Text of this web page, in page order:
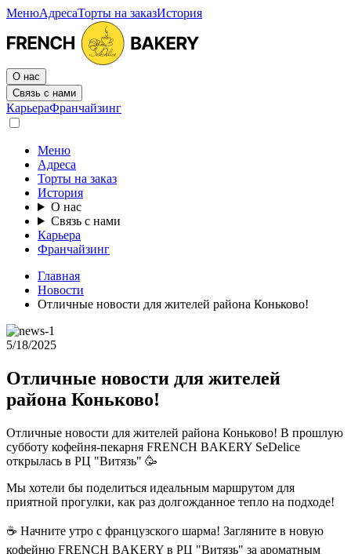
МенюАдресаТорты на заказИстория
О нас
Связь с нами
КарьераФранчайзинг
Меню
Адреса
Торты на заказ
История
О нас
Связь с нами
Карьера
Франчайзинг
Главная
Новости
Отличные новости для жителей района Коньково!
5/18/2025
Отличные новости для жителей
района Коньково!
Отличные новости для жителей района Коньково! В прошлую
субботу кофейня-пекарня FRENCH BAKERY SeDelice
открылась в РЦ "Витязь" 🥳
Мы хотели бы поделиться идеальным маршрутом для
приятной прогулки, как раз долгожданное тепло на подходе!
☕️ Начните утро с французского шарма! Загляните в новую
кофейню FRENCH BAKERY в РЦ "Витязь" за ароматным